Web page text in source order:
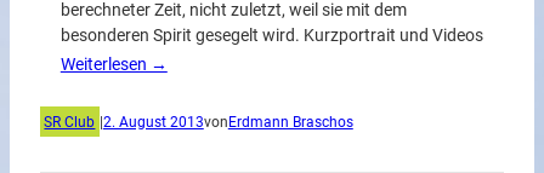
berechneter Zeit, nicht zuletzt, weil sie mit dem
besonderen Spirit gesegelt wird. Kurzportrait und Videos
Weiterlesen →
SR Club |2. August 2013vonErdmann Braschos